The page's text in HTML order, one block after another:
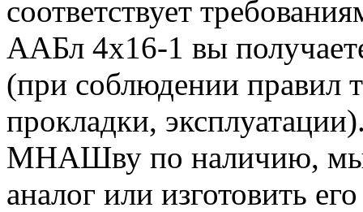
соответствует
ААБл 4х16-1 вы
(при соблюдении правил
прокладки,
МНАШву по наличию, мы
аналог или изготовить